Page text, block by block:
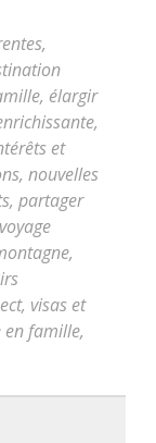
,
, élargir
,
et
, nouvelles
, partager
,
, visas et
en famille,